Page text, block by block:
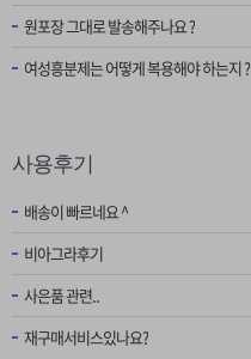
원포장 그대로 발송해주나요 ?
여성흥분제는 어떻게 복용해야 하는지 ?
사용후기
배송이 빠르네요 ^
비아그라후기
사은품 관련..
재구매서비스있나요?